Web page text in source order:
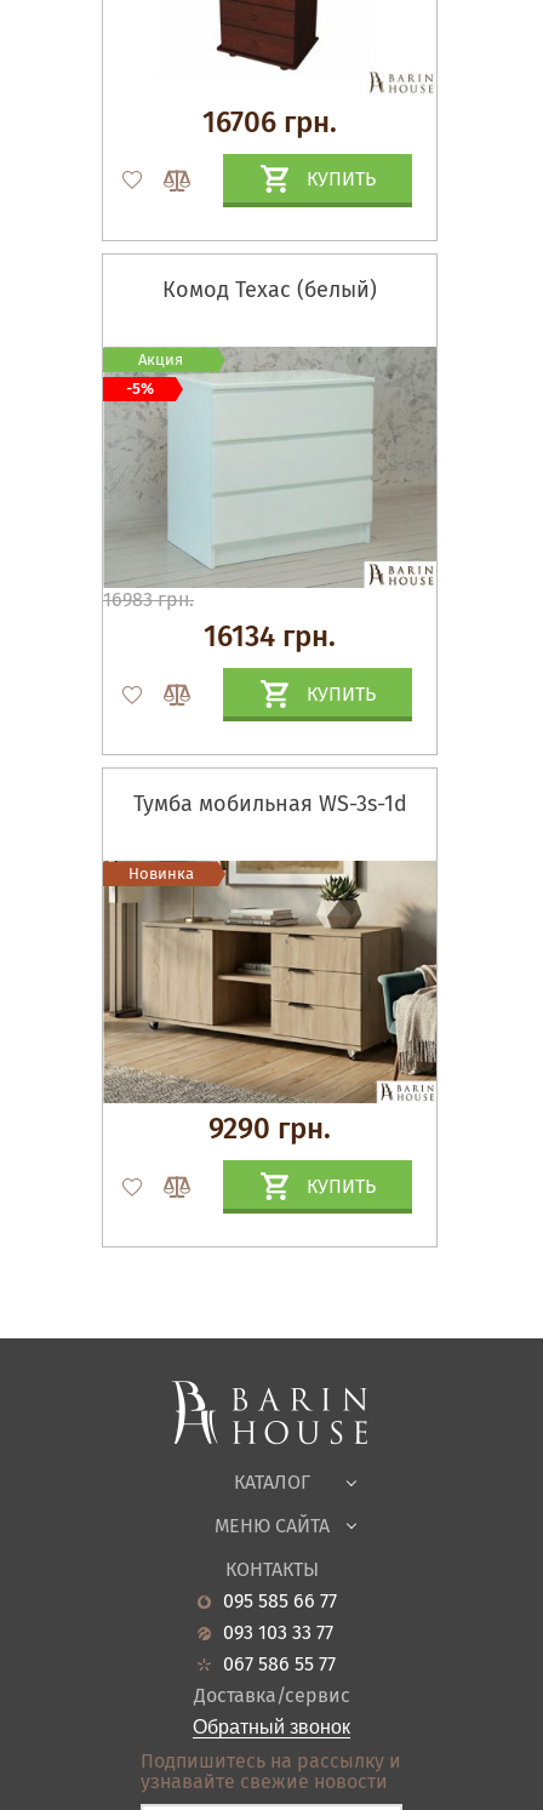
16706 грн.
КУПИТЬ
Комод Техас (белый)
16983 грн.
16134 грн.
КУПИТЬ
Акция
-5%
Тумба мобильная WS-3s-1d
9290 грн.
КУПИТЬ
Новинка
КАТАЛОГ
Спальни, Кровати
Корпусная мебель
Офисная мебель
Садовая мебель
Гостиная
Кухня
Прихожие
Ванная
Акции
МЕНЮ САЙТА
О нас
Новости
Гарантия
Кредит
Оплата и доставка
Отзывы
Контакты
Карта сайта
КОНТАКТЫ
095 585 66 77
093 103 33 77
067 586 55 77
Доставка/сервис
Обратный звонок
Подпишитесь на рассылку и
узнавайте свежие новости